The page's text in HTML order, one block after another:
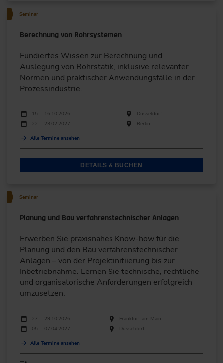
Seminar
Berechnung von Rohrsystemen
Fundiertes Wissen zur Berechnung und
Auslegung von Rohrstatik, inklusive relevanter
Normen und praktischer Anwendungsfälle in der
Prozessindustrie.
Durchführungen
Veranstaltungsdatum
15. – 16.10.2026
Düsseldorf
22. – 23.02.2027
Berlin
Alle Termine ansehen
DETAILS & BUCHEN
Seminar
Planung und Bau verfahrenstechnischer Anlagen
Erwerben Sie praxisnahes Know-how für die
Planung und den Bau verfahrenstechnischer
Anlagen – von der Projektinitiierung bis zur
Inbetriebnahme. Lernen Sie technische, rechtliche
und organisatorische Anforderungen erfolgreich
umzusetzen.
Durchführungen
Veranstaltungsdatum Veranstaltungsort
27. – 29.10.2026
Frankfurt am Main
05. – 07.04.2027
Düsseldorf
Alle Termine ansehen